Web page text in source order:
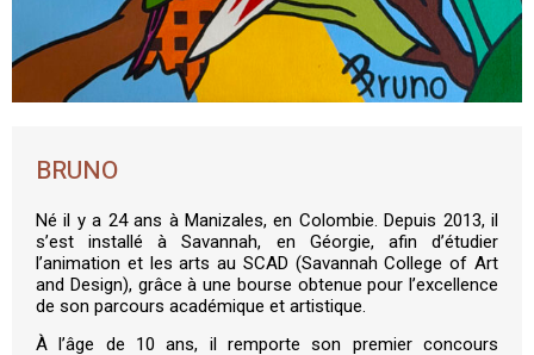
BRUNO
Né il y a 24 ans à Manizales, en Colombie. Depuis 2013, il
s’est installé à Savannah, en Géorgie, afin d’étudier
l’animation et les arts au SCAD (Savannah College of Art
and Design), grâce à une bourse obtenue pour l’excellence
de son parcours académique et artistique.
À l’âge de 10 ans, il remporte son premier concours